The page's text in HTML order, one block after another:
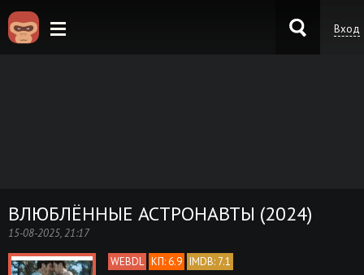
Вход
ВЛЮБЛЁННЫЕ АСТРОНАВТЫ (2024)
15-08-2025, 21:17
WEBDL КП: 6.9 IMDB: 7.1